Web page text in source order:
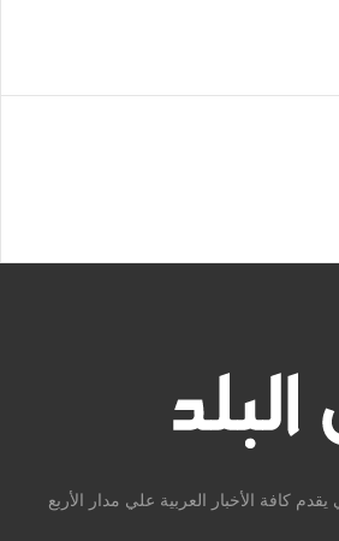
يقدم كافة الأخبار العربية علي مدار الأربع